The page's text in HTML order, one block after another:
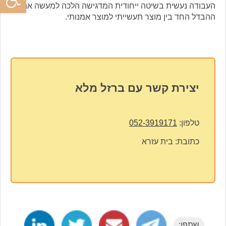
העבודה נעשית בשיטה ייחודית המדגישה הלכה למעשה את
ההבדל החד בין מוצר תעשייתי למוצר אמנותי.
יצירת קשר עם ברזל מלא
טלפון: 052-3919171
כתובת: בית עזרא